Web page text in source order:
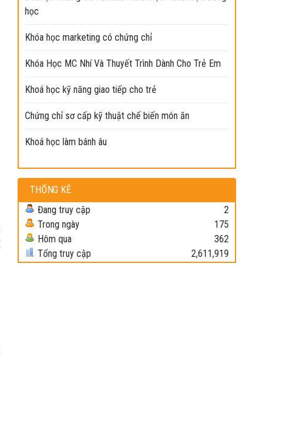
học
Khóa học marketing có chứng chỉ
Khóa Học MC Nhí Và Thuyết Trình Dành Cho Trẻ Em
Khoá học kỹ năng giao tiếp cho trẻ
Chứng chỉ sơ cấp kỹ thuật chế biến món ăn
Khoá học làm bánh âu
THỐNG KÊ
Đang truy cập
2
Trong ngày
175
Hôm qua
362
Tổng truy cập
2,611,919